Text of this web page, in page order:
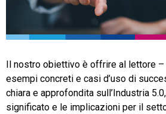
Trust Services
TeamSystem Corporate
TeamSystem Store
Il nostro obiettivo è offrire al lettore
esempi concreti e casi d’uso di
chiara e approfondita sull’Industria
significato e le implicazioni per il